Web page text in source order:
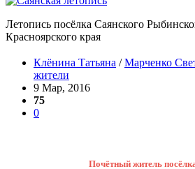
Летопись посёлка Саянского
Красноярского края
Клёнина Татьяна /Марченко
жители
9 Мар, 2016
75
0
Почётный житель